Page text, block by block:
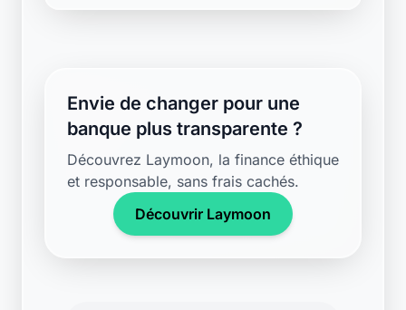
Envie de changer pour une
banque plus transparente ?
Découvrez Laymoon, la finance éthique
et responsable, sans frais cachés.
Découvrir Laymoon